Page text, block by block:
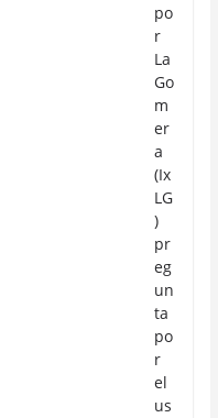
po
r
La
Go
m
er
a
(Ix
LG
)
pr
eg
un
ta
po
r
el
us